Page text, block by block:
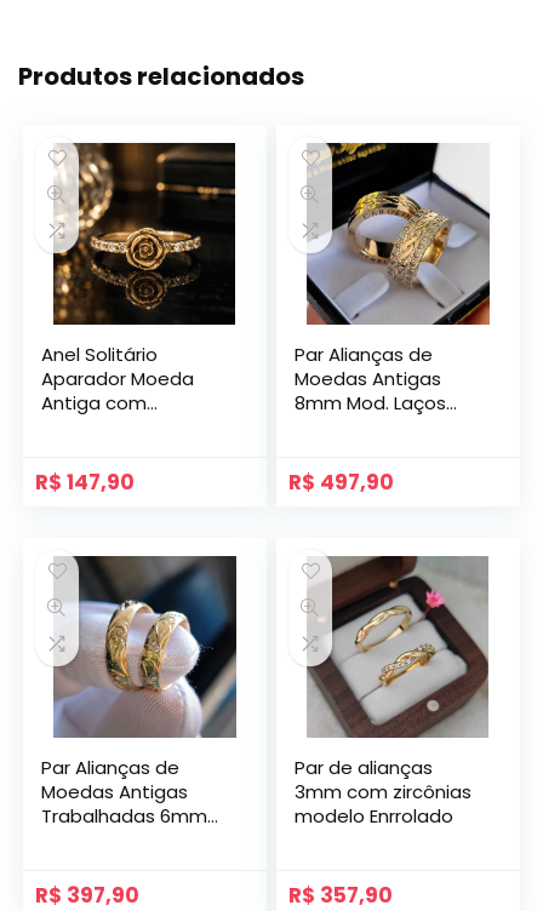
Produtos relacionados
Anel Solitário
Aparador Moeda
Antiga com
R$ 147,90
Par Alianças de
Moedas Antigas
8mm Mod. Laços
R$ 497,90
Par Alianças de
Moedas Antigas
Trabalhadas 6mm
R$ 397,90
Par de alianças
3mm com zircônias
modelo Enrrolado
R$ 357,90